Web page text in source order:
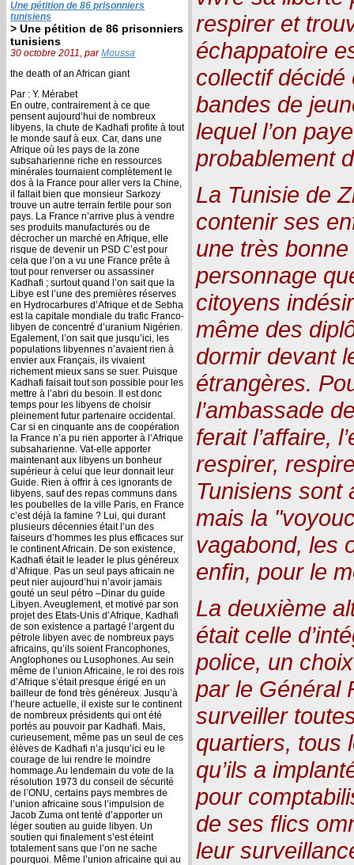
Une pétition de 86 prisonniers
tunisiens
> Une pétition de 86 prisonniers
tunisiens
30 octobre 2011, parMoussa
the death of an African giant
Par : Y. Mérabet
En outre, contrairement à ce que
pensent aujourd’hui de nombreux
libyens, la chute de Kadhafi profite à tout
le monde sauf à eux. Car, dans une
Afrique où les pays de la zone
subsaharienne riche en ressources
minérales tournaient complètement le
dos à la France pour aller vers la Chine,
il fallait bien que monsieur Sarkozy
trouve un autre terrain fertile pour son
pays. La France n’arrive plus à vendre
ses produits manufacturés ou de
décrocher un marché en Afrique, elle
risque de devenir un PSD C’est pour
cela que l’on a vu une France prête à
tout pour renverser ou assassiner
Kadhafi ; surtout quand l’on sait que la
Libye est l’une des premières réserves
en Hydrocarbures d’Afrique et de Sebha
est la capitale mondiale du trafic Franco-
libyen de concentré d’uranium Nigérien.
Egalement, l’on sait que jusqu’ici, les
populations libyennes n’avaient rien à
envier aux Français, ils vivaient
richement mieux sans se suer. Puisque
Kadhafi faisait tout son possible pour les
mettre à l’abri du besoin. Il est donc
temps pour les libyens de choisir
pleinement futur partenaire occidental.
Car si en cinquante ans de coopération
la France n’a pu rien apporter à l’Afrique
subsaharienne. Vat-elle apporter
maintenant aux libyens un bonheur
supérieur à celui que leur donnait leur
Guide. Rien à offrir à ces ignorants de
libyens, sauf des repas communs dans
les poubelles de la ville Paris, en France
c’est déjà la famine ? Lui, qui durant
plusieurs décennies était l’un des
faiseurs d’hommes les plus efficaces sur
le continent Africain. De son existence,
Kadhafi était le leader le plus généreux
d’Afrique. Pas un seul pays africain ne
peut nier aujourd’hui n’avoir jamais
gouté un seul pétro –Dinar du guide
Libyen. Aveuglement, et motivé par son
projet des Etats-Unis d’Afrique, Kadhafi
de son existence a partagé l’argent du
pétrole libyen avec de nombreux pays
africains, qu’ils soient Francophones,
Anglophones ou Lusophones. Au sein
même de l’union Africaine, le roi des rois
d’Afrique s’était presque érigé en un
bailleur de fond très généreux. Jusqu’à
l’heure actuelle, il existe sur le continent
de nombreux présidents qui ont été
portés au pouvoir par Kadhafi. Mais,
curieusement, même pas un seul de ces
élèves de Kadhafi n’a jusqu’ici eu le
courage de lui rendre le moindre
hommage.Au lendemain du vote de la
résolution 1973 du conseil de sécurité
de l’ONU, certains pays membres de
l’union africaine sous l’impulsion de
Jacob Zuma ont tenté d’apporter un
léger soutien au guide libyen. Un
soutien qui finalement s’est éteint
totalement sans que l’on ne sache
pourquoi. Même l’union africaine qui au
respirer et
échappatoire
collectif
bandes de
lequel l’on
probablement
La Tunisie de
contenir ses
une très
personnage
citoyens
même des
dormir devant
étrangères.
l’ambassade
ferait l’affaire,
respirer,
Tunisiens sont
mais la
vagabond, les
enfin, pour le
La deuxième
était celle
police, un
par le Général
surveiller
quartiers, tous
qu’ils a
pour
de ses flics
leur